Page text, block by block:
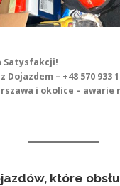
Satysfakcji!
– +48 570 933
i okolice – awarie
które